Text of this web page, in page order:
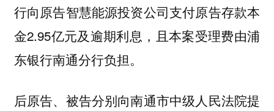
行向原告智慧能源投资公司支付原告存款本
金2.95亿元及逾期利息，且本案受理费由浦
东银行南通分行负担。
后原告、被告分别向南通市中级人民法院提